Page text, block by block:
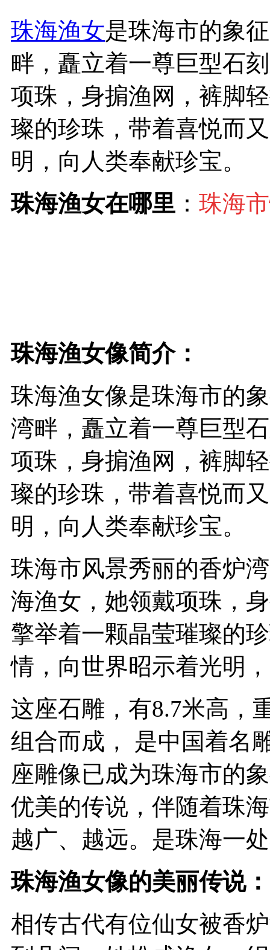
珠海渔女是珠海市的象
畔，矗立着一尊巨型石
项珠，身掮渔网，裤脚
璨的珍珠，带着喜悦而
明，向人类奉献珍宝。
珠海渔女在哪里 ： 珠海
珠海渔女像简介：
珠海渔女像是珠海市的
湾畔，矗立着一尊巨型
项珠，身掮渔网，裤脚
璨的珍珠，带着喜悦而
明，向人类奉献珍宝。
珠海市风景秀丽的香炉
海渔女，她领戴项珠，
擎举着一颗晶莹璀璨的
情，向世界昭示着光明
这座石雕，有8.7米高，
组合而成， 是中国着名
座雕像已成为珠海市的
优美的传说，伴随着珠
越广、越远。是珠海一
珠海渔女像的美丽传说：
相传古代有位仙女被香